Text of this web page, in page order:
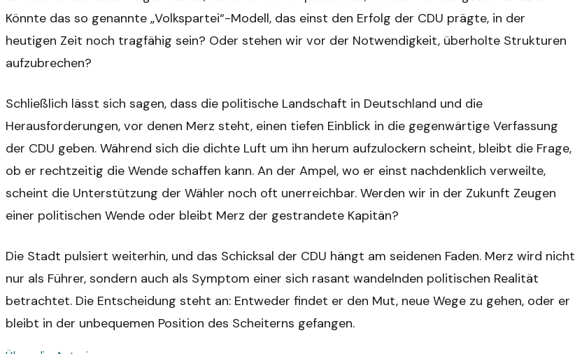
Könnte das so genannte „Volkspartei“-Modell, das einst den Erfolg der CDU prägte, in der
heutigen Zeit noch tragfähig sein? Oder stehen wir vor der Notwendigkeit, überholte Strukturen
aufzubrechen?
Schließlich lässt sich sagen, dass die politische Landschaft in Deutschland und die
Herausforderungen, vor denen Merz steht, einen tiefen Einblick in die gegenwärtige Verfassung
der CDU geben. Während sich die dichte Luft um ihn herum aufzulockern scheint, bleibt die Frage,
ob er rechtzeitig die Wende schaffen kann. An der Ampel, wo er einst nachdenklich verweilte,
scheint die Unterstützung der Wähler noch oft unerreichbar. Werden wir in der Zukunft Zeugen
einer politischen Wende oder bleibt Merz der gestrandete Kapitän?
Die Stadt pulsiert weiterhin, und das Schicksal der CDU hängt am seidenen Faden. Merz wird nicht
nur als Führer, sondern auch als Symptom einer sich rasant wandelnden politischen Realität
betrachtet. Die Entscheidung steht an: Entweder findet er den Mut, neue Wege zu gehen, oder er
bleibt in der unbequemen Position des Scheiterns gefangen.